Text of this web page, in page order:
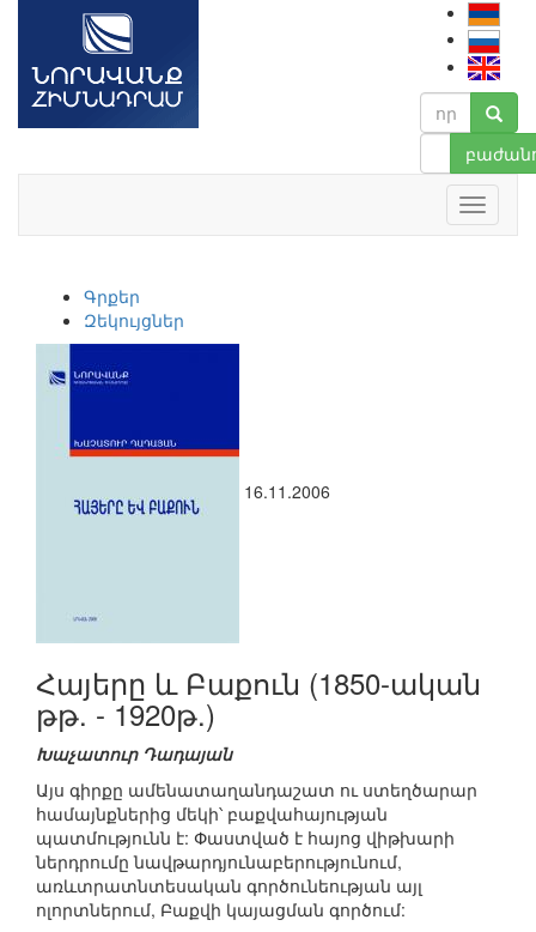
Գրքեր
Զեկույցներ
16.11.2006
Հայերը և Բաքուն (1850-ական
թթ. - 1920թ.)
Խաչատուր Դադայան
Այս գիրքը ամենատաղանդաշատ ու ստեղծարար
համայնքներից մեկի՝ բաքվահայության
պատմությունն է: Փաստված է հայոց վիթխարի
ներդրումը նավթարդյունաբերությունում,
առևտրատնտեսական գործունեության այլ
ոլորտներում, Բաքվի կայացման գործում: